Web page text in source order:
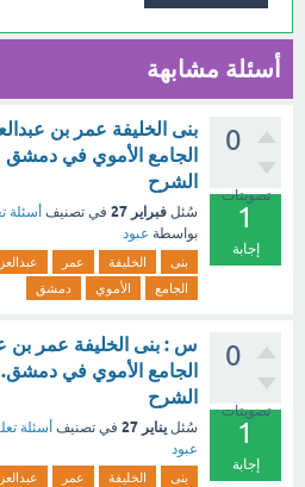
أسئلة مشابهة
0
تصويتات
1
إجابة
بنى الخليفة عمر بن
الجامع الأموي في
الشرح
سُئل فبراير 27 في تصنيف أسئلة
بواسطة عبود
بنى الخليفة عمر
الجامع
الأموي دمشق
0
تصويتات
1
إجابة
س : بنى الخليفة عمر بن
الجامع الأموي في
الشرح
سُئل يناير 27 في تصنيف أسئلة
عبود
بنى الخليفة عمر